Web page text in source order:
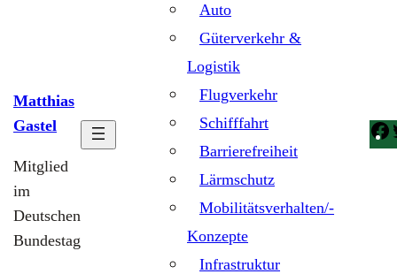
Matthias
Gastel
Mitglied
im
Deutschen
Bundestag
Auto
Güterverkehr &
Logistik
Flugverkehr
Schifffahrt
Barrierefreiheit
Lärmschutz
Mobilitätsverhalten/-
Konzepte
Infrastruktur